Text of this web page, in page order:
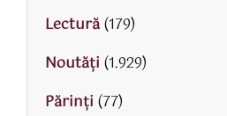
Lectură(179)
Noutăți (1.929)
Părinţi (77)